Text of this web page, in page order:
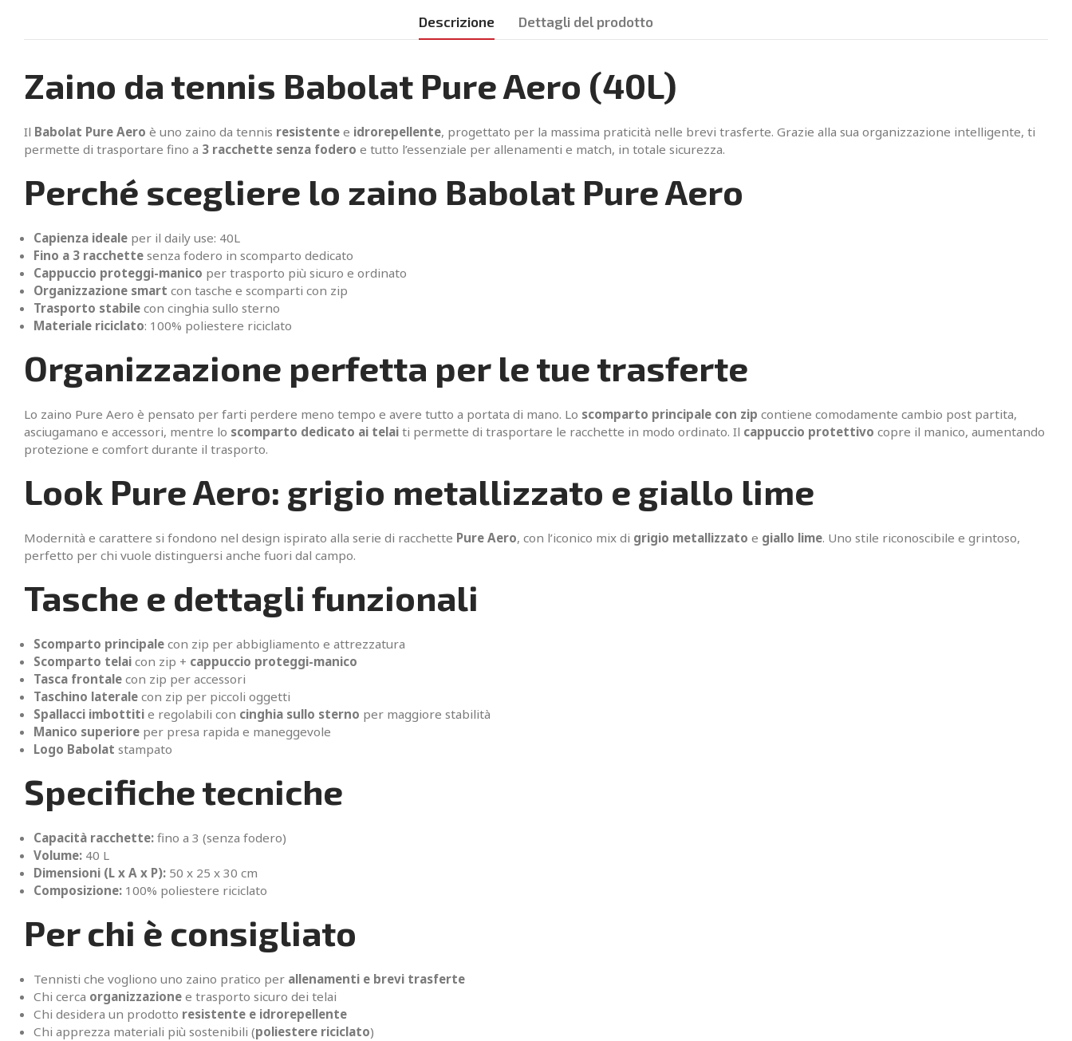
Descrizione Dettagli del prodotto
Zaino da tennis Babolat Pure Aero (40L)
Il Babolat Pure Aero è uno zaino da tennis resistente e idrorepellente, progettato per la massima praticità nelle brevi trasferte. Grazie alla sua organizzazione intelligente, ti
permette di trasportare fino a 3 racchette senza fodero e tutto l’essenziale per allenamenti e match, in totale sicurezza.
Perché scegliere lo zaino Babolat Pure Aero
Capienza ideale per il daily use: 40L
Fino a 3 racchette senza fodero in scomparto dedicato
Cappuccio proteggi-manico per trasporto più sicuro e ordinato
Organizzazione smart con tasche e scomparti con zip
Trasporto stabile con cinghia sullo sterno
Materiale riciclato: 100% poliestere riciclato
Organizzazione perfetta per le tue trasferte
Lo zaino Pure Aero è pensato per farti perdere meno tempo e avere tutto a portata di mano. Lo scomparto principale con zip contiene comodamente cambio post partita,
asciugamano e accessori, mentre lo scomparto dedicato ai telai ti permette di trasportare le racchette in modo ordinato. Il cappuccio protettivo copre il manico, aumentando
protezione e comfort durante il trasporto.
Look Pure Aero: grigio metallizzato e giallo lime
Modernità e carattere si fondono nel design ispirato alla serie di racchette Pure Aero, con l’iconico mix di grigio metallizzato e giallo lime. Uno stile riconoscibile e grintoso,
perfetto per chi vuole distinguersi anche fuori dal campo.
Tasche e dettagli funzionali
Scomparto principale con zip per abbigliamento e attrezzatura
Scomparto telai con zip + cappuccio proteggi-manico
Tasca frontale con zip per accessori
Taschino laterale con zip per piccoli oggetti
Spallacci imbottiti e regolabili con cinghia sullo sterno per maggiore stabilità
Manico superiore per presa rapida e maneggevole
Logo Babolat stampato
Specifiche tecniche
Capacità racchette: fino a 3 (senza fodero)
Volume: 40 L
Dimensioni (L x A x P): 50 x 25 x 30 cm
Composizione: 100% poliestere riciclato
Per chi è consigliato
Tennisti che vogliono uno zaino pratico per allenamenti e brevi trasferte
Chi cerca organizzazione e trasporto sicuro dei telai
Chi desidera un prodotto resistente e idrorepellente
Chi apprezza materiali più sostenibili (poliestere riciclato)